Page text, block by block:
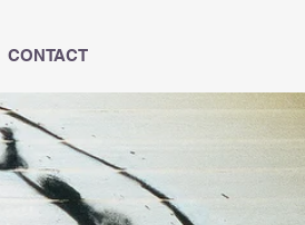
CONTACT